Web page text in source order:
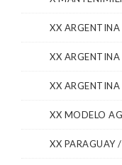
XX ARGENTINA
XX
XX
XX MODELO
XX PARAGUAY